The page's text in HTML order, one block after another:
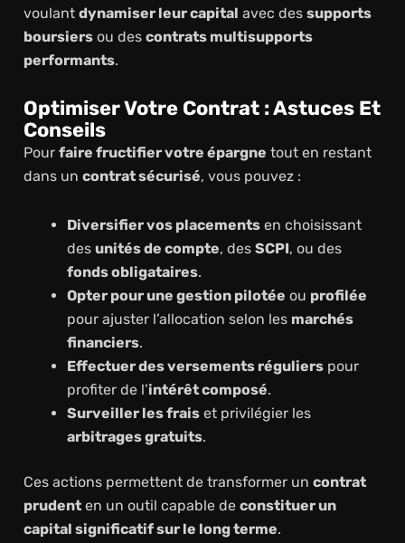
voulant dynamiser leur capital avec des supports
boursiersou des contrats multisupports
performants.
Optimiser Votre Contrat : Astuces Et
Conseils
Pour faire fructifier votre épargne tout en restant
dans un contrat sécurisé, vous pouvez :
Diversifier vos placementsen choisissant
des unités de compte, des SCPI, ou des
fonds obligataires.
Opter pour une gestion pilotée ou profilée
pour ajuster l’allocation selon les marchés
financiers.
Effectuer des versements régulierspour
profiter de l’intérêt composé.
Surveiller les fraiset privilégier les
arbitrages gratuits.
Ces actions permettent de transformer un contrat
prudenten un outil capable de constituer un
capital significatif sur le long terme.